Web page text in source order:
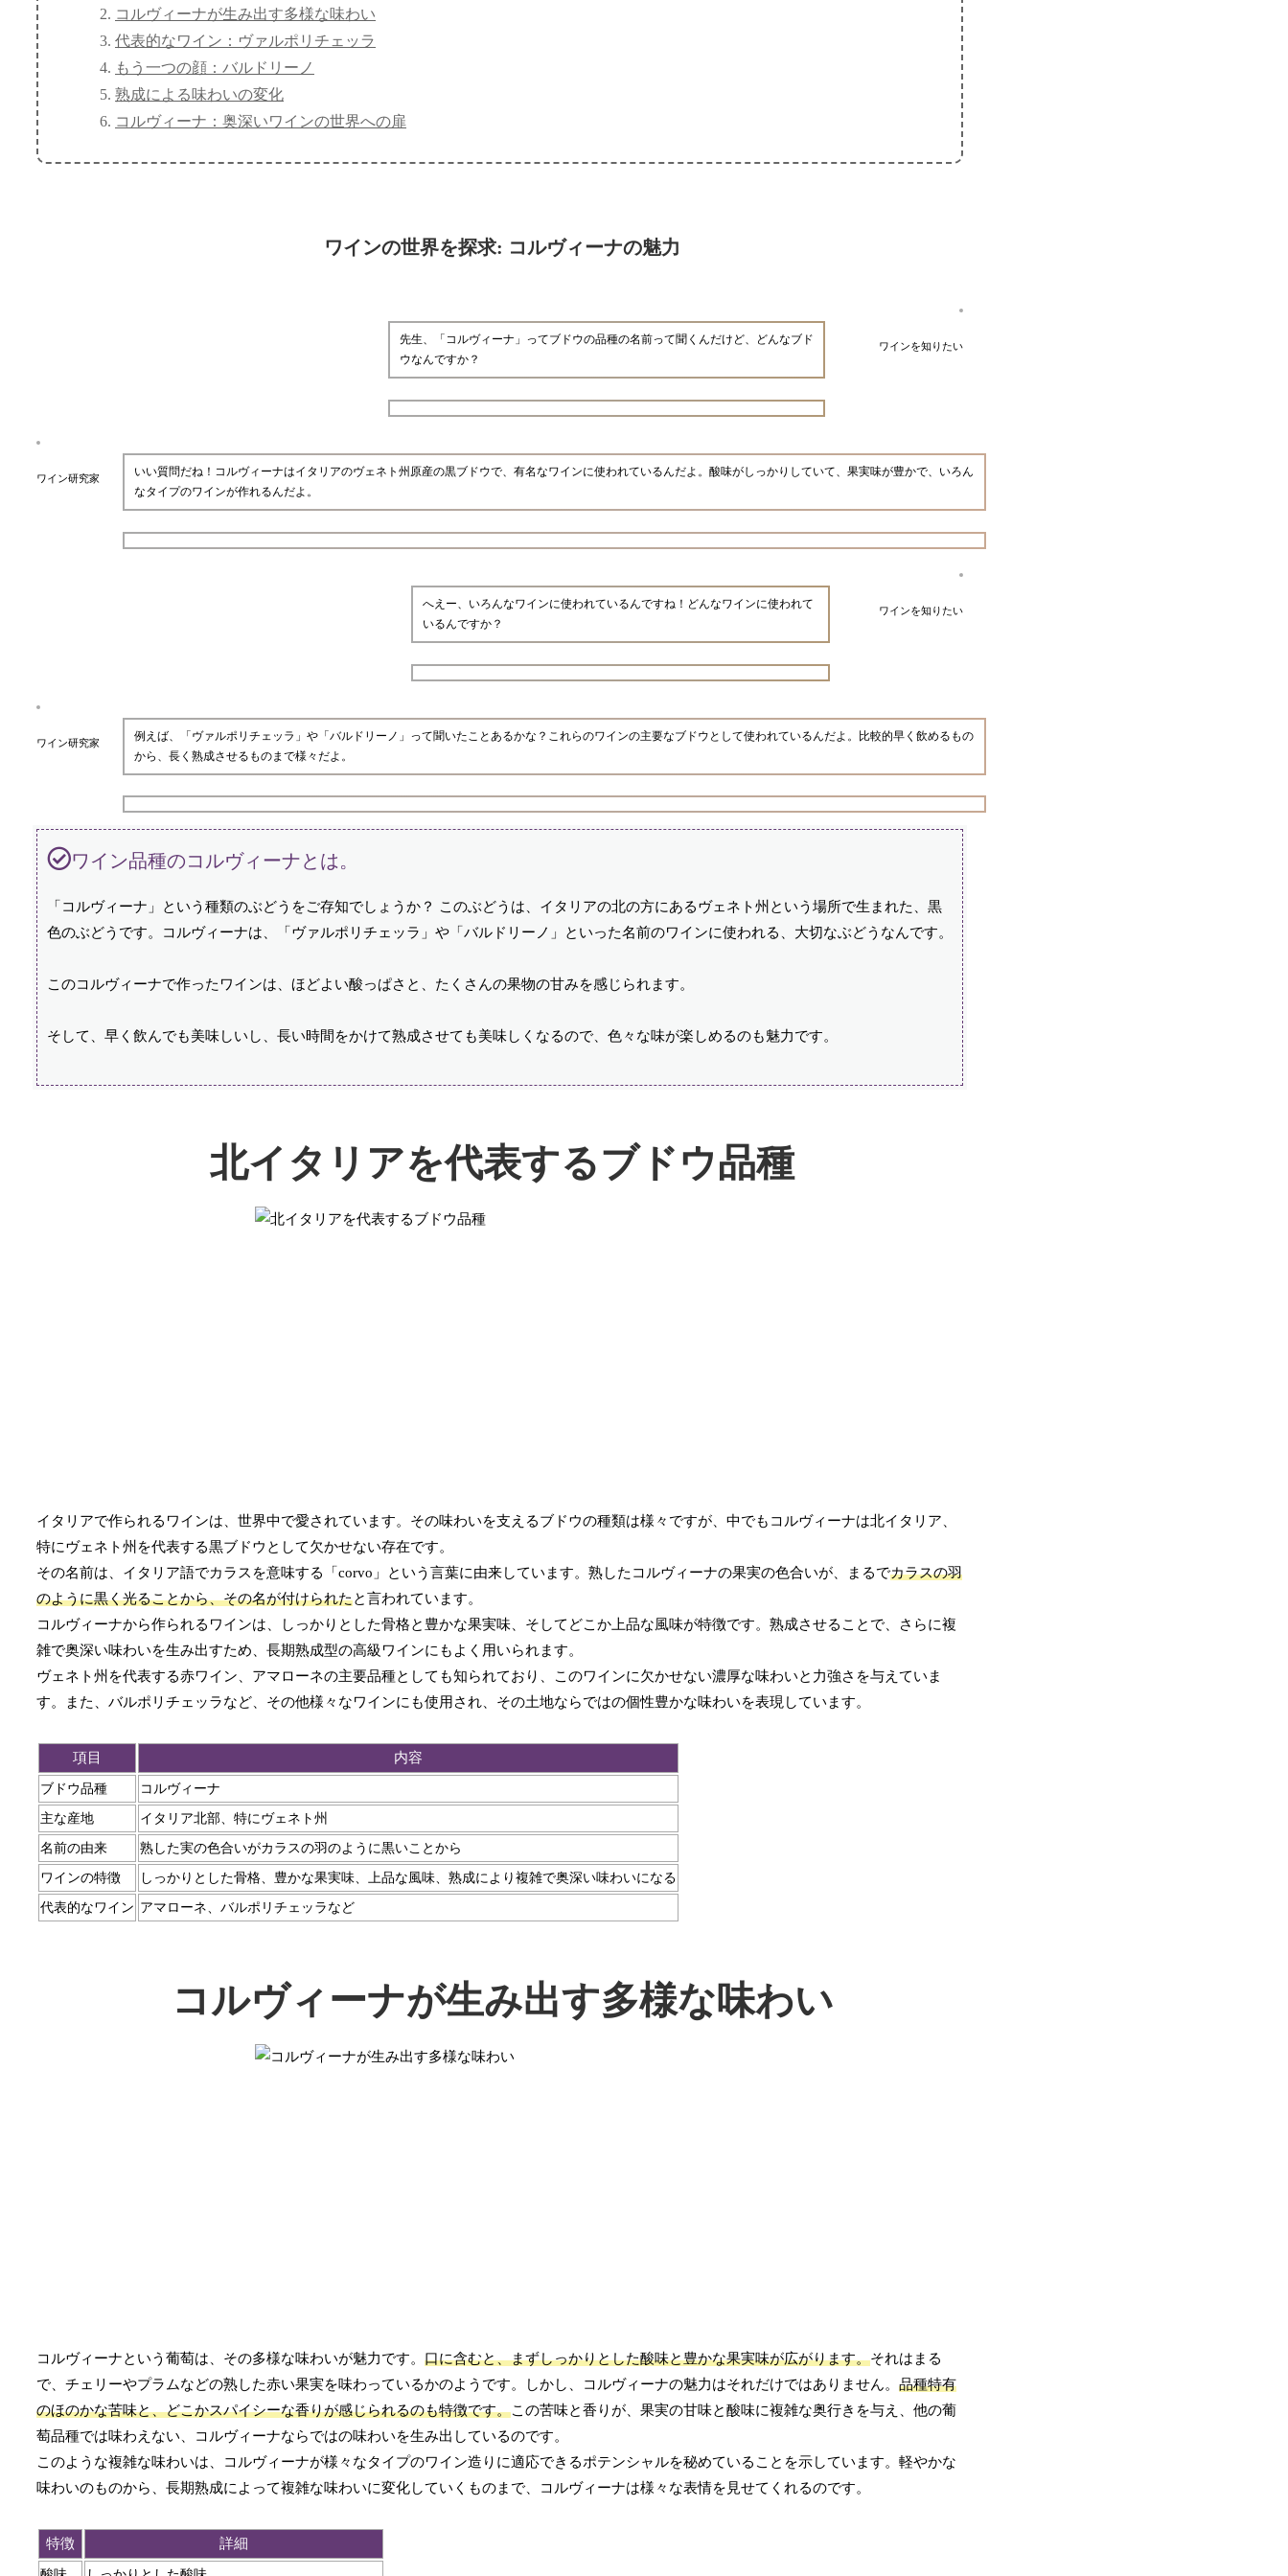
コルヴィーナが生み出す多様な味わい
代表的なワイン：ヴァルポリチェッラ
もう一つの顔：バルドリーノ
熟成による味わいの変化
コルヴィーナ：奥深いワインの世界への扉
ワインの世界を探求: コルヴィーナの魅力
ワインを知りたい
先生、「コルヴィーナ」ってブドウの品種の名前って聞くんだけど、どんなブド
ウなんですか？
ワイン研究家
いい質問だね！コルヴィーナはイタリアのヴェネト州原産の黒ブドウで、有名なワインに使われているんだよ。酸味がしっかりしていて、果実味が豊かで、いろん
なタイプのワインが作れるんだよ。
ワインを知りたい
へえー、いろんなワインに使われているんですね！どんなワインに使われて
いるんですか？
ワイン研究家
例えば、「ヴァルポリチェッラ」や「バルドリーノ」って聞いたことあるかな？これらのワインの主要なブドウとして使われているんだよ。比較的早く飲めるもの
から、長く熟成させるものまで様々だよ。
ワイン品種のコルヴィーナとは。
「コルヴィーナ」という種類のぶどうをご存知でしょうか？ このぶどうは、イタリアの北の方にあるヴェネト州という場所で生まれた、黒
色のぶどうです。コルヴィーナは、「ヴァルポリチェッラ」や「バルドリーノ」といった名前のワインに使われる、大切なぶどうなんです。
このコルヴィーナで作ったワインは、ほどよい酸っぱさと、たくさんの果物の甘みを感じられます。
そして、早く飲んでも美味しいし、長い時間をかけて熟成させても美味しくなるので、色々な味が楽しめるのも魅力です。
北イタリアを代表するブドウ品種
イタリアで作られるワインは、世界中で愛されています。その味わいを支えるブドウの種類は様々ですが、中でもコルヴィーナは北イタリア、
特にヴェネト州を代表する黒ブドウとして欠かせない存在です。
その名前は、イタリア語でカラスを意味する「corvo」という言葉に由来しています。熟したコルヴィーナの果実の色合いが、まるでカラスの羽
のように黒く光ることから、その名が付けられたと言われています。
コルヴィーナから作られるワインは、しっかりとした骨格と豊かな果実味、そしてどこか上品な風味が特徴です。熟成させることで、さらに複
雑で奥深い味わいを生み出すため、長期熟成型の高級ワインにもよく用いられます。
ヴェネト州を代表する赤ワイン、アマローネの主要品種としても知られており、このワインに欠かせない濃厚な味わいと力強さを与えていま
す。また、バルポリチェッラなど、その他様々なワインにも使用され、その土地ならではの個性豊かな味わいを表現しています。
項目 内容
ブドウ品種 コルヴィーナ
主な産地 イタリア北部、特にヴェネト州
名前の由来 熟した実の色合いがカラスの羽のように黒いことから
ワインの特徴 しっかりとした骨格、豊かな果実味、上品な風味、熟成により複雑で奥深い味わいになる
代表的なワイン アマローネ、バルポリチェッラなど
コルヴィーナが生み出す多様な味わい
コルヴィーナという葡萄は、その多様な味わいが魅力です。 口に含むと、まずしっかりとした酸味と豊かな果実味が広がります。それはまる
で、チェリーやプラムなどの熟した赤い果実を味わっているかのようです。しかし、コルヴィーナの魅力はそれだけではありません。 品種特有
のほのかな苦味と、どこかスパイシーな香りが感じられるのも特徴です。この苦味と香りが、果実の甘味と酸味に複雑な奥行きを与え、他の葡
萄品種では味わえない、コルヴィーナならではの味わいを生み出しているのです。
このような複雑な味わいは、コルヴィーナが様々なタイプのワイン造りに適応できるポテンシャルを秘めていることを示しています。軽やかな
味わいのものから、長期熟成によって複雑な味わいに変化していくものまで、コルヴィーナは様々な表情を見せてくれるのです。
特徴 詳細